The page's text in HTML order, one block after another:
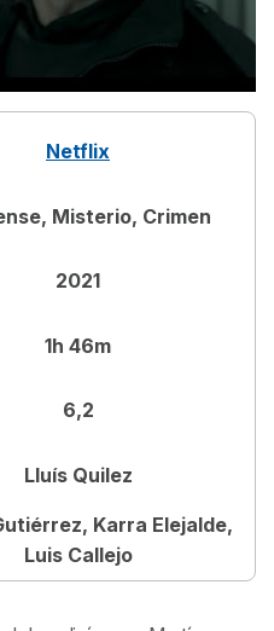
Netflix
Misterio, Crimen
2021
1h 46m
6,2
Lluís Quilez
Karra Elejalde,
Luis Callejo